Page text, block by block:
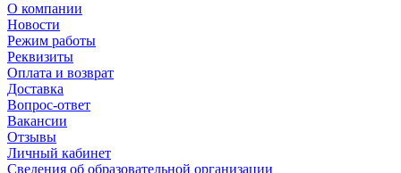
О компании
Новости
Режим работы
Реквизиты
Оплата и возврат
Доставка
Вопрос-ответ
Вакансии
Отзывы
Личный кабинет
Сведения об образовательной организации